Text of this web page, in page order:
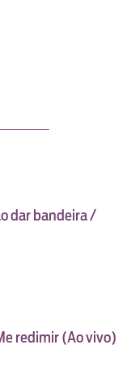
dar bandeira /
redimir (Ao vivo)